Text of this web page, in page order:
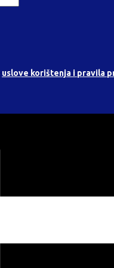
uslove korištenja i pravila